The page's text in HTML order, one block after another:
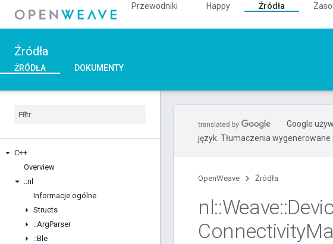
Przewodniki Happy Źródła
Źródła
ŹRÓDŁA DOKUMENTY
C++
Overview
::nl
Informacje ogólne
Structs
::ArgParser
::Ble
Google
język. Tłumaczenia wygenerowane
OpenWeave Źródła
nl::Weave::
Connectivity